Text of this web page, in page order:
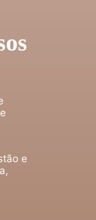
e